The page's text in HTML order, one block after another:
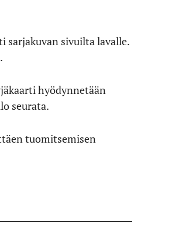
sarjakuvan sivuilta lavalle.
hyödynnetään
seurata.
tuomitsemisen